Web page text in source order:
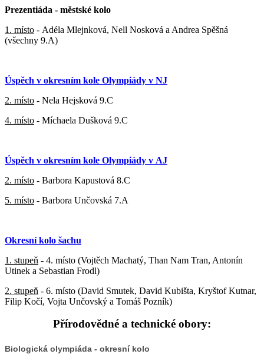
Prezentiáda - městské kolo
1. místo - Adéla Mlejnková, Nell Nosková a Andrea Spěšná
(všechny 9.A)
Úspěch v okresním kole Olympiády v NJ
2. místo - Nela Hejsková 9.C
4. místo - Míchaela Dušková 9.C
Úspěch v okresním kole Olympiády v AJ
2. místo - Barbora Kapustová 8.C
5. místo - Barbora Unčovská 7.A
Okresní kolo šachu
1. stupeň - 4. místo (Vojtěch Machatý, Than Nam Tran, Antonín
Utinek a Sebastian Frodl)
2. stupeň - 6. místo (David Smutek, David Kubišta, Kryštof Kutnar,
Filip Kočí, Vojta Unčovský a Tomáš Pozník)
Přírodovědné a technické obory:
Biologická olympiáda - okresní kolo